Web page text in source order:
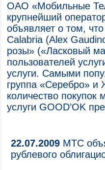
ОАО «Мобильные
крупнейший
объявляет о том,
Calabria (Alex
розы» («Ласковый
пользователей
услуги. Самыми
группа «Серебро»
количество покупок
услуги GOOD’OK
22.07.2009 МТС
рублевого